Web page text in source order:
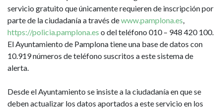
ciudadanía
por
alerta
de
servicio gratuito que únicamente requieren de inscripción por
parte de la ciudadanía a través dewww.pamplona.es,
https://policia.pamplona.es o del teléfono 010 – 948 420 100.
El Ayuntamiento de Pamplona tiene una base de datos con
10.919 números de teléfono suscritos a este sistema de
alerta.
Desde el Ayuntamiento se insiste a la ciudadanía en que se
deben actualizar los datos aportados a este servicio en los